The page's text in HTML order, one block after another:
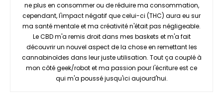
ne plus en consommer ou de réduire ma consommation,
cependant, l'impact négatif que celui-ci (THC) aura eu sur
ma santé mentale et ma créativité n'était pas négligeable.
Le CBD m'a remis droit dans mes baskets et m'a fait
découvrir un nouvel aspect de la chose en remettant les
cannabinoïdes dans leur juste utilisation. Tout ça couplé à
mon côté geek/robot et ma passion pour l'écriture est ce
qui m'a poussé jusqu'ici aujourd'hui.